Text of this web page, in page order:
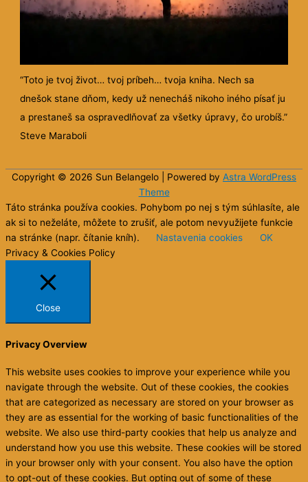
“Toto je tvoj život… tvoj príbeh… tvoja kniha. Nech sa
dnešok stane dňom, kedy už nenecháš nikoho iného písať ju
a prestaneš sa ospravedlňovať za všetky úpravy, čo urobíš.”
Steve Maraboli
Copyright © 2026 Sun Belangelo | Powered by Astra WordPress
Theme
Táto stránka používa cookies. Pohybom po nej s tým súhlasíte, ale
ak si to neželáte, môžete to zrušiť, ale potom nevyužijete funkcie
na stránke (napr. čítanie kníh).
Nastavenia cookies
OK
Privacy & Cookies Policy
Close
Privacy Overview
This website uses cookies to improve your experience while you
navigate through the website. Out of these cookies, the cookies
that are categorized as necessary are stored on your browser as
they are as essential for the working of basic functionalities of the
website. We also use third-party cookies that help us analyze and
understand how you use this website. These cookies will be stored
in your browser only with your consent. You also have the option
to opt-out of these cookies. But opting out of some of these